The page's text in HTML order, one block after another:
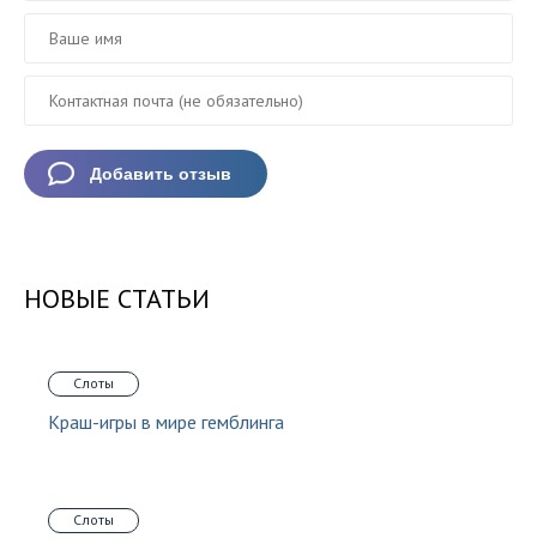
НОВЫЕ СТАТЬИ
Слоты
Краш-игры в мире гемблинга
Слоты